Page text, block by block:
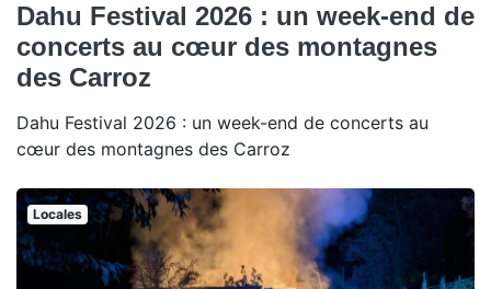
Dahu Festival 2026 : un week-end de
concerts au cœur des montagnes
des Carroz
Dahu Festival 2026 : un week-end de concerts au
cœur des montagnes des Carroz
Locales